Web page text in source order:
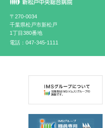
〒270-0034
千葉県松戸市新松戸
1丁目380番地
電話：047-345-1111